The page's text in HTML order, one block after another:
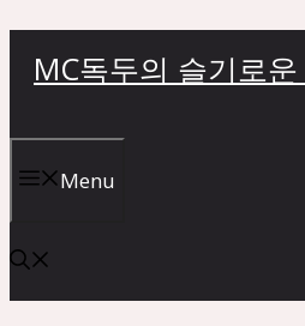
너
뛰
기
MC독두의 슬기로
Menu